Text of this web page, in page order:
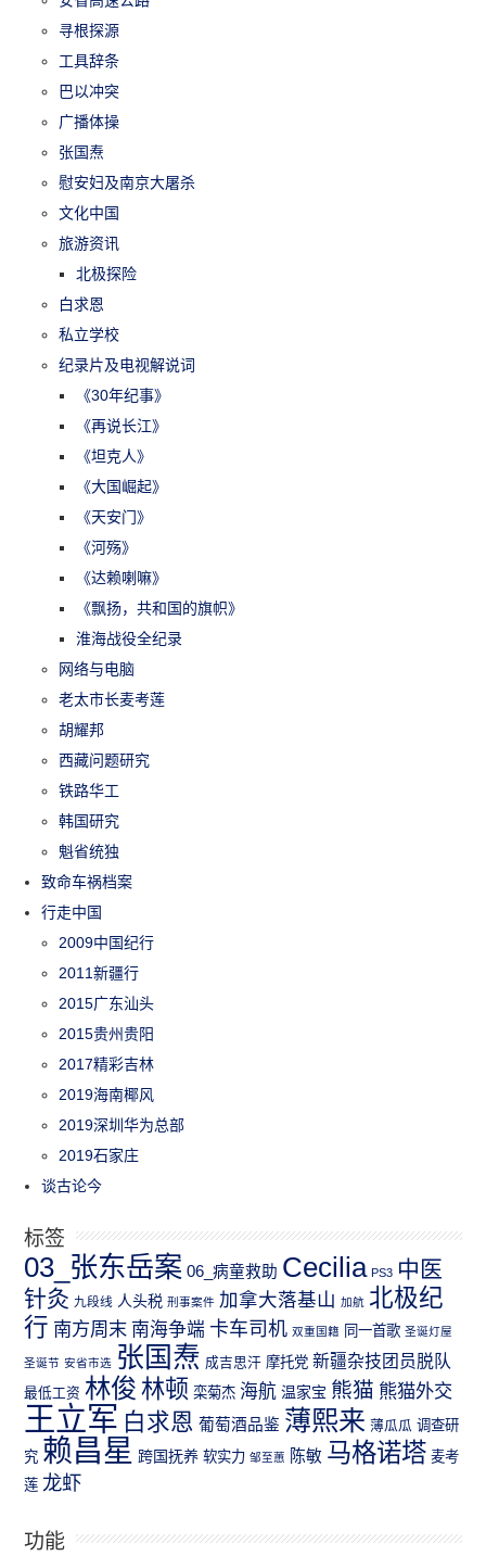
寻根探源
工具辞条
巴以冲突
广播体操
张国焘
慰安妇及南京大屠杀
文化中国
旅游资讯
北极探险
白求恩
私立学校
纪录片及电视解说词
《30年纪事》
《再说长江》
《坦克人》
《大国崛起》
《天安门》
《河殇》
《达赖喇嘛》
《飘扬，共和国的旗帜》
淮海战役全纪录
网络与电脑
老太市长麦考莲
胡耀邦
西藏问题研究
铁路华工
韩国研究
魁省统独
致命车祸档案
行走中国
2009中国纪行
2011新疆行
2015广东汕头
2015贵州贵阳
2017精彩吉林
2019海南椰风
2019深圳华为总部
2019石家庄
谈古论今
标签
03_张东岳案 06_病童救助 Cecilia PS3 中医
针灸 九段线 人头税 刑事案件 加拿大落基山 加航 北极纪
行 南方周末 南海争端 卡车司机 双重国籍 同一首歌 圣诞灯屋
圣诞节 安省市选 张国焘 成吉思汗 摩托党 新疆杂技团员脱队
最低工资 林俊 林顿 栾菊杰 海航 温家宝 熊猫 熊猫外交
王立军 白求恩 葡萄酒品鉴 薄熙来 薄瓜瓜 调查研
究 赖昌星 跨国抚养 软实力 邹至蕙 陈敏 马格诺塔 麦考
莲 龙虾
功能